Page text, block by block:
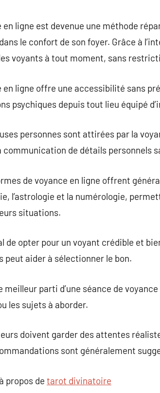
en ligne est devenue une méthode
le confort de son foyer. Grâce à
voyants à tout moment, sans
en ligne offre une accessibilité sans
psychiques depuis tout lieu équipé
personnes sont attirées par la
de détails personnels
de voyance en ligne offrent
l’astrologie et la numérologie,
situations.
de opter pour un voyant crédible et
peut aider à sélectionner le bon.
meilleur parti d’une séance de
les sujets à aborder.
doivent garder des attentes
sont généralement
propos de tarot divinatoire